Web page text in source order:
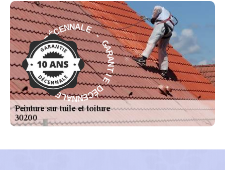
G
A
R
A
N
T
I
E
D
É
C
E
NNALE - GAR
A
N
T
I
E
D
É
C
E
N
N
A
L
E
-